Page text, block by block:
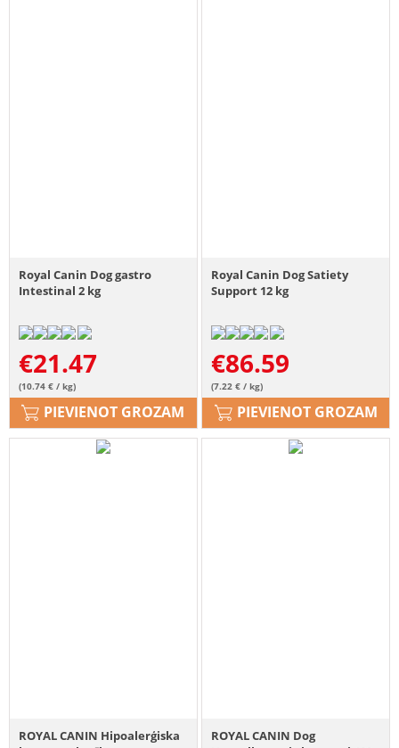
Royal Canin Dog gastro
Intestinal 2 kg
€21.47
(10.74 € / kg)
PIEVIENOT GROZAM
Royal Canin Dog Satiety
Support 12 kg
€86.59
(7.22 € / kg)
PIEVIENOT GROZAM
ROYAL CANIN Hipoalerģiska
ROYAL CANIN Dog